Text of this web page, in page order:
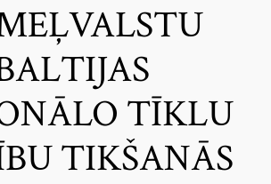
TĪKLU
TIKŠANĀS